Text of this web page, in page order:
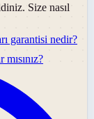
Size nasıl
garantisi nedir?